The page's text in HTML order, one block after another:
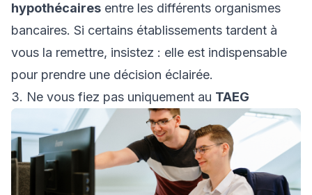
hypothécaires entre les différents organismes
bancaires. Si certains établissements tardent à
vous la remettre, insistez : elle est indispensable
pour prendre une décision éclairée.
3. Ne vous fiez pas uniquement au TAEG